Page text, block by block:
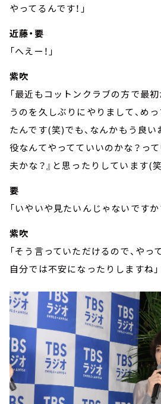
やってるんです！」
近藤・要
「へえー！」
紫吹
「最近もコットンクラブの方で最
うのを久しぶりにやりまして、め
たんです(笑)でも、なんかもう良い
役なんてやってていいのかな？っ
夫かな？』と思ったりしています(笑
要
「いやいや見たいんじゃないですか
紫吹
「そう言っていただけるので、やっ
自分では不安になったりしますね」